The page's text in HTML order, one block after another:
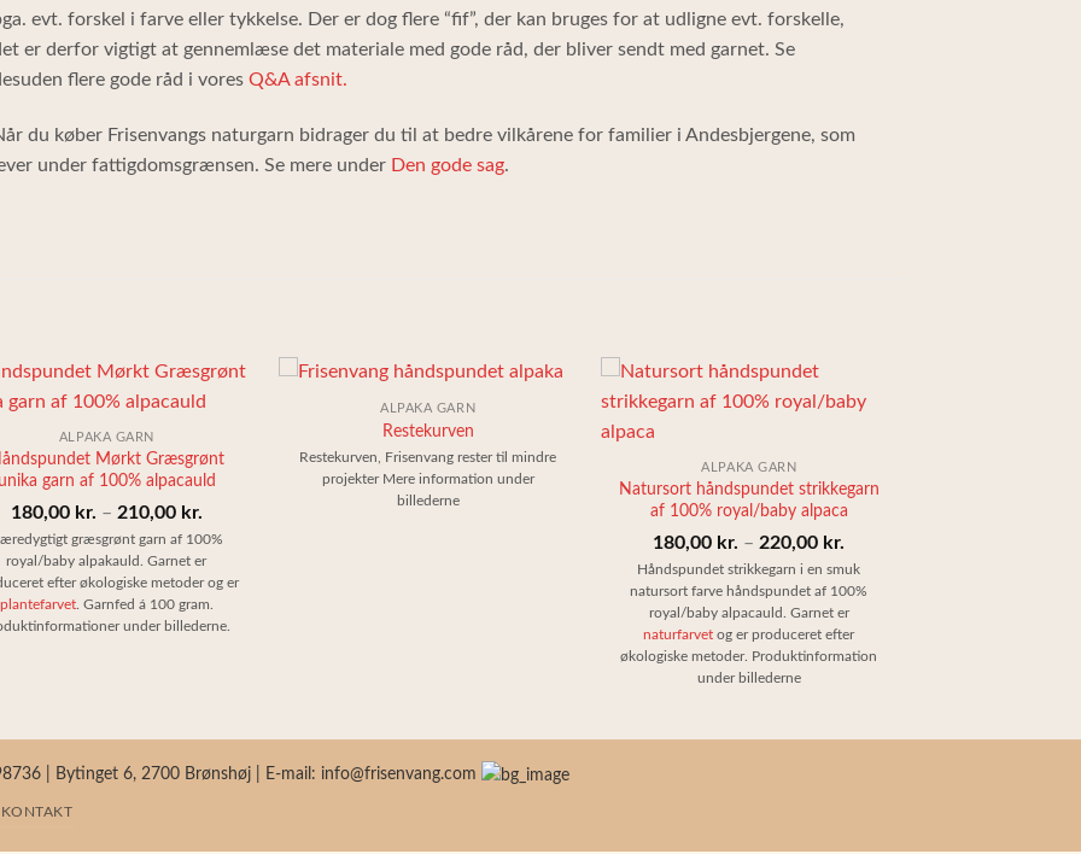
evt. forskel i farve eller tykkelse. Der er dog flere “fif”, der kan bruges for at udligne evt. forskelle,
er derfor vigtigt at gennemlæse det materiale med gode råd, der bliver sendt med garnet. Se
flere gode råd i vores Q&A afsnit.
du køber Frisenvangs naturgarn bidrager du til at bedre vilkårene for familier i Andesbjergene, som
under fattigdomsgrænsen. Se mere under Den gode sag.
ALPAKA GARN
Mørkt Græsgrønt
unika garn af 100% alpacauld
180,00 kr. – 210,00 kr.
180,00 kr.
210,00 kr.
græsgrønt garn af 100%
royal/baby alpakauld. Garnet er
efter økologiske metoder og er
plantefarvet. Garnfed á 100 gram.
under billederne.
+
ALPAKA GARN
Restekurven
Restekurven, Frisenvang rester til mindre
projekter Mere information under
billederne
ALPAKA GARN
Natursort håndspundet strikkegarn
af 100% royal/baby alpaca
180,00 kr. – 220,00 kr.
180,00 kr.
220,00 kr.
Håndspundet strikkegarn i en smuk
natursort farve håndspundet af 100%
royal/baby alpacauld. Garnet er
naturfarvet og er produceret efter
økologiske metoder. Produktinformation
under billederne
| Bytinget 6, 2700 Brønshøj | E-mail: info@frisenvang.com
KONTAKT